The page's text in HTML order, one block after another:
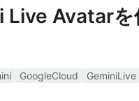
Live Avatar
GoogleCloud
GeminiLive